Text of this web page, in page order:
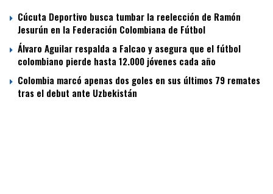
Cúcuta Deportivo busca tumbar la reelección de Ramón
Jesurún en la Federación Colombiana de Fútbol
Álvaro Aguilar respalda a Falcao y asegura que el fútbol
colombiano pierde hasta 12.000 jóvenes cada año
Colombia marcó apenas dos goles en sus últimos 79 remates
tras el debut ante Uzbekistán